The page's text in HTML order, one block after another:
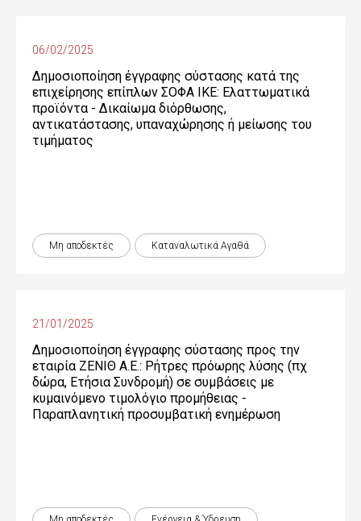
06/02/2025
Δημοσιοποίηση έγγραφης σύστασης κατά της
επιχείρησης επίπλων ΣΟΦΑ ΙΚΕ: Ελαττωματικά
προϊόντα - Δικαίωµα διόρθωσης,
αντικατάστασης, υπαναχώρησης ή µείωσης του
τιµήµατος
Μη αποδεκτές Καταναλωτικά Αγαθά
21/01/2025
Δημοσιοποίηση έγγραφης σύστασης προς την
εταιρία ΖΕΝΙΘ Α.Ε.: Ρήτρες πρόωρης λύσης (πχ
δώρα, Ετήσια Συνδρομή) σε συμβάσεις με
κυμαινόμενο τιμολόγιο προμήθειας -
Παραπλανητική προσυμβατική ενημέρωση